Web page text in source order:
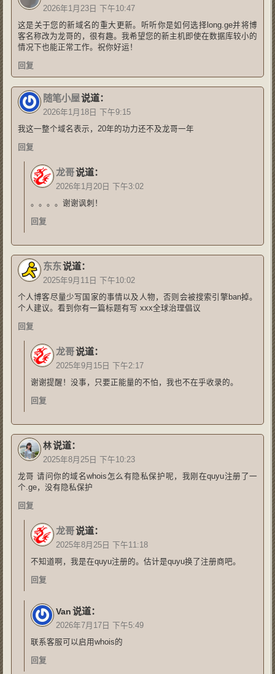
2026年1月23日 下午10:47
这是关于您的新域名的重大更新。听听你是如何选择long.ge并将博
客名称改为龙哥的，很有趣。我希望您的新主机即使在数据库较小的
情况下也能正常工作。祝你好运！
回复
随笔小屋说道：
2026年1月18日 下午9:15
我这一整个域名表示，20年的功力还不及龙哥一年
回复
龙哥说道：
2026年1月20日 下午3:02
。。。。谢谢讽刺！
回复
东东说道：
2025年9月11日 下午10:02
个人博客尽量少写国家的事情以及人物，否则会被搜索引擎ban掉。
个人建议。看到你有一篇标题有写 xxx全球治理倡议
回复
龙哥说道：
2025年9月15日 下午2:17
谢谢提醒！没事，只要正能量的不怕，我也不在乎收录的。
回复
林说道：
2025年8月25日 下午10:23
龙哥 请问你的域名whois怎么有隐私保护呢，我刚在quyu注册了一
个.ge，没有隐私保护
回复
龙哥说道：
2025年8月25日 下午11:18
不知道啊，我是在quyu注册的。估计是quyu换了注册商吧。
回复
Van说道：
2026年7月17日 下午5:49
联系客服可以启用whois的
回复